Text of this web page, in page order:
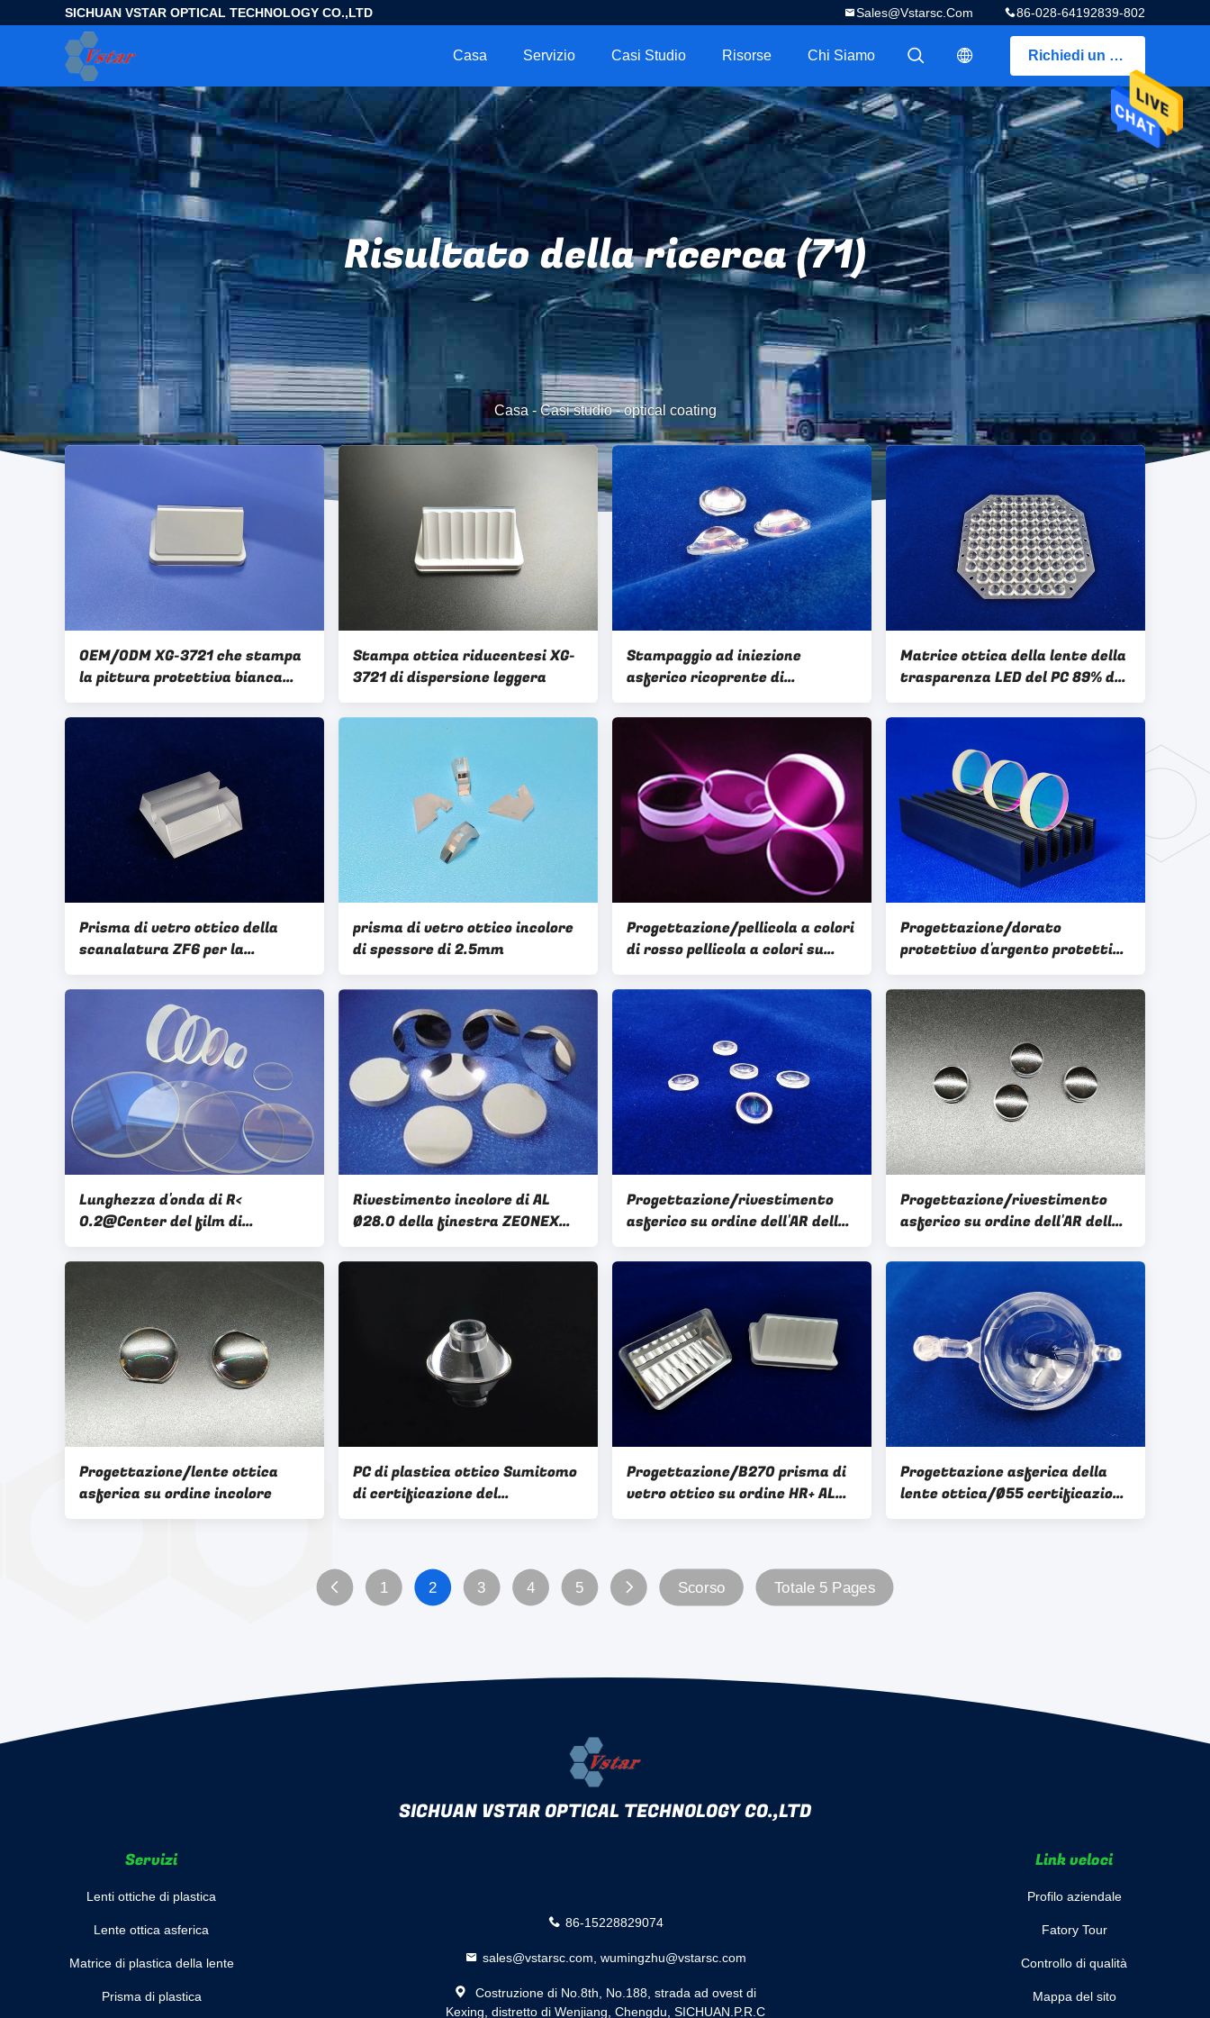
SICHUAN VSTAR OPTICAL TECHNOLOGY CO.,LTD 86-028-64192839-802
Sales@vstarsc.com
Richiedi un preventivo
描述
描述
Casa Servizio Casi Studio Risorse Chi Siamo
Risultato della ricerca (71)
Casa - Casi studio-optical coating
OEM/ODM XG-3721 che stampa
la pittura protettiva bianca
ottica della pista
dell'aerodromo
Stampa ottica riducentesi XG-
3721 di dispersione leggera
Stampaggio ad iniezione
asferico ricoprente di
precisione della lente ottica del
diametro 16.0mm dell'AR
Matrice ottica della lente della
trasparenza LED del PC 89% del
grado
Prisma di vetro ottico della
scanalatura ZF6 per la
misurazione di indice di
rifrattore
prisma di vetro ottico incolore
di spessore di 2.5mm
Progettazione/pellicola a colori
di rosso pellicola a colori su
ordine ODM/dell'OEM
Progettazione/dorato
protettivo d'argento protettivo
di alluminio protettivo di
riflessione metallo su ordine
ODM/dell'OEM
Lunghezza d'onda di R<
0.2@Center del film di
antiriflessione singola
ODM/dell'OEM lunghezza d'onda
su ordine/di progettazione
Rivestimento incolore di AL
Ø28.0 della finestra ZEONEX
del prototipo di taglio ROHS
ODM/dell'OEM diamante su
Progettazione/rivestimento
asferico su ordine dell'AR della
lente ottica
Progettazione/rivestimento
asferico su ordine dell'AR della
lente ottica
Progettazione/lente ottica
asferica su ordine incolore
PC di plastica ottico Sumitomo
di certificazione del
rivestimento ROHS del prisma
Progettazione/B270 prisma di
vetro ottico su ordine HR+ AL
Coating + fabbrica della lente
Progettazione asferica della
lente ottica/Ø55 certificazione
su ordine dello SGS del
1 2 3 4 5 Scorso Totale 5 Pages
SICHUAN VSTAR OPTICAL TECHNOLOGY CO.,LTD
Servizi
Lenti ottiche di plastica
Lente ottica asferica
Matrice di plastica della lente
Prisma di plastica
86-15228829074
sales@vstarsc.com, wumingzhu@vstarsc.com
Costruzione di No.8th, No.188, strada ad ovest di
Kexing, distretto di Wenjiang, Chengdu, SICHUAN.P.R.C
Link veloci
Profilo aziendale
Fatory Tour
Controllo di qualità
Mappa del sito